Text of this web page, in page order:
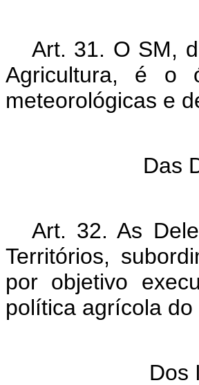
Art. 31. O SM,
Agricultura, é o
meteorológicas e
Das
Art. 32. As
Territórios,
por objetivo
política agrícola
Dos